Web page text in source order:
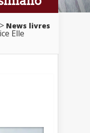
> News livres
Elle